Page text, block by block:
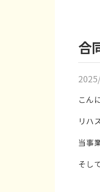
合
こん
リハ
当事
そし